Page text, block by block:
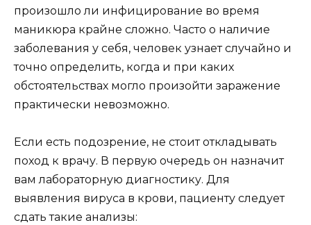
произошло ли инфицирование во время
маникюра крайне сложно. Часто о наличие
заболевания у себя, человек узнает случайно и
точно определить, когда и при каких
обстоятельствах могло произойти заражение
практически невозможно.
Если есть подозрение, не стоит откладывать
поход к врачу. В первую очередь он назначит
вам лабораторную диагностику. Для
выявления вируса в крови, пациенту следует
сдать такие анализы: